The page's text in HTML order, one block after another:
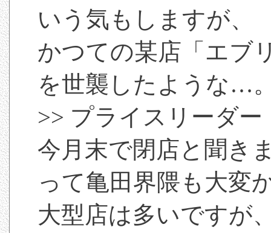
いう気もしますが、
かつての某店「エブ
を世襲したような…
>> プライスリーダー
今月末で閉店と聞き
って亀田界隈も大変
大型店は多いですが